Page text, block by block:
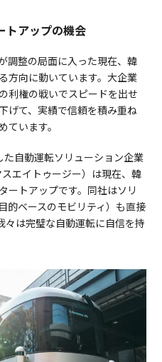
トアップの機会
調整の局面に入った現在、韓
方向に動いています。大企業
利権の戦いでスピードを出せ
げて、実績で信頼を積み重ね
ています。
自動運転ソリューション企業
エイトゥージー）は現在、韓
ートアップです。同社はソリ
的ベースのモビリティ）も直接
は完璧な自動運転に自信を持